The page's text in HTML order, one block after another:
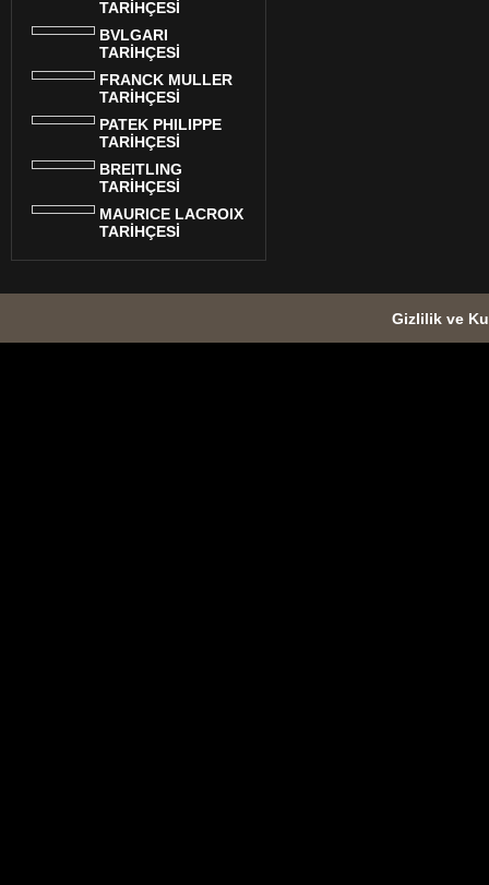
TARİHÇESİ
BVLGARI
TARİHÇESİ
FRANCK MULLER
TARİHÇESİ
PATEK PHILIPPE
TARİHÇESİ
BREITLING
TARİHÇESİ
MAURICE LACROIX
TARİHÇESİ
Gizlilik ve